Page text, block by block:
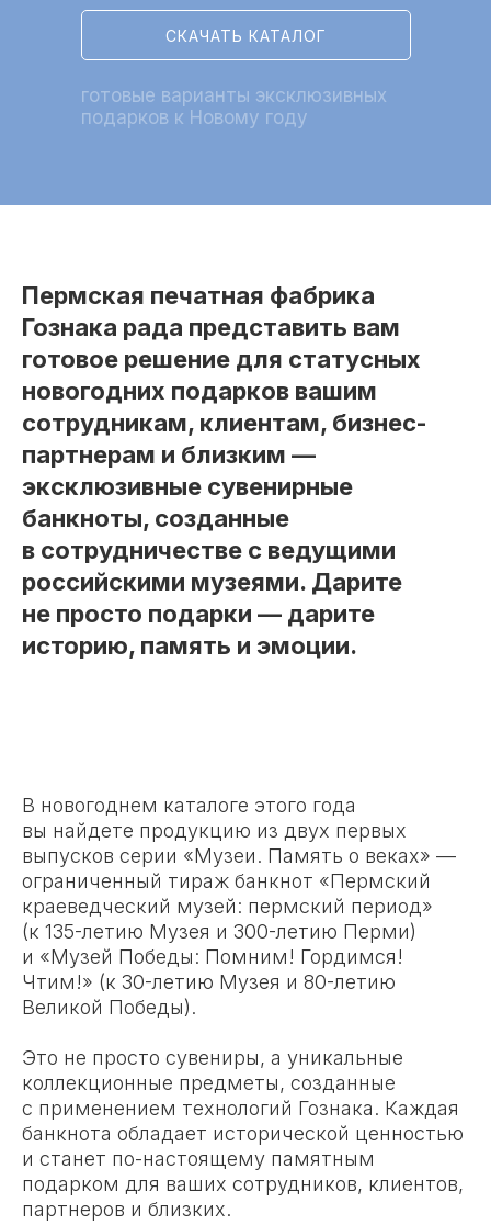
СКАЧАТЬ КАТАЛОГ
готовые варианты эксклюзивных
подарков к Новому году
Пермская печатная фабрика
Гознака рада представить вам
готовое решение для статусных
новогодних подарков вашим
сотрудникам, клиентам, бизнес-
партнерам и близким —
эксклюзивные сувенирные
банкноты, созданные
в сотрудничестве с ведущими
российскими музеями. Дарите
не просто подарки — дарите
историю, память и эмоции.
В новогоднем каталоге этого года
вы найдете продукцию из двух первых
выпусков серии «Музеи. Память о веках» —
ограниченный тираж банкнот «Пермский
краеведческий музей: пермский период»
(к 135-летию Музея и 300-летию Перми)
и «Музей Победы: Помним! Гордимся!
Чтим!» (к 30-летию Музея и 80-летию
Великой Победы).
Это не просто сувениры, а уникальные
коллекционные предметы, созданные
с применением технологий Гознака. Каждая
банкнота обладает исторической ценностью
и станет по-настоящему памятным
подарком для ваших сотрудников, клиентов,
партнеров и близких.